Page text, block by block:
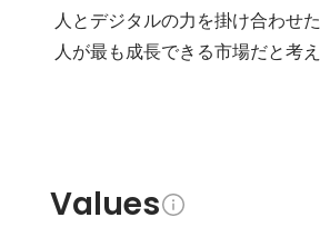
人とデジタルの力を掛け合わせ
人が最も成長できる市場だと考え
Values